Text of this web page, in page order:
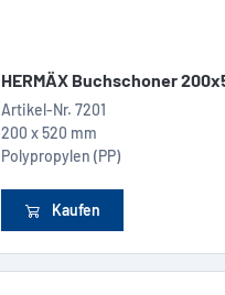
HERMÄX Buchschoner
Artikel-Nr. 7201
200 x 520 mm
Polypropylen (PP)
Kaufen